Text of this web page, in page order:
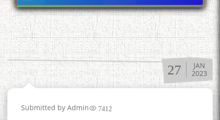
27
JAN
2023
Submitted by Admin 7412